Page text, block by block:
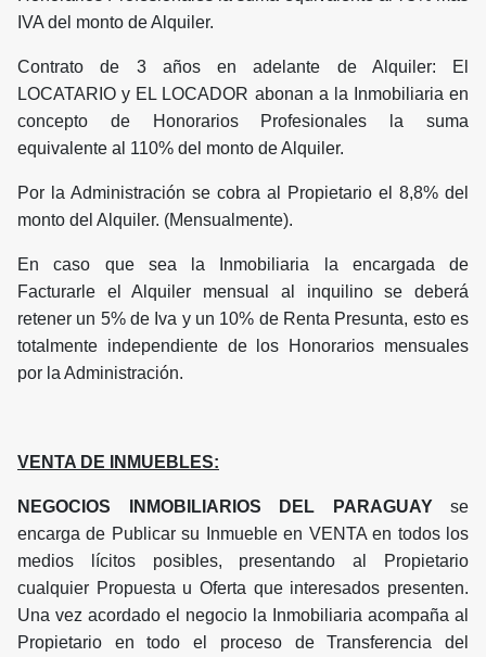
IVA del monto de Alquiler.
Contrato de 3 años en adelante de Alquiler: El
LOCATARIO y EL LOCADOR abonan a la Inmobiliaria en
concepto de Honorarios Profesionales la suma
equivalente al 110% del monto de Alquiler.
Por la Administración se cobra al Propietario el 8,8% del
monto del Alquiler. (Mensualmente).
En caso que sea la Inmobiliaria la encargada de
Facturarle el Alquiler mensual al inquilino se deberá
retener un 5% de Iva y un 10% de Renta Presunta, esto es
totalmente independiente de los Honorarios mensuales
por la Administración.
VENTA DE INMUEBLES:
NEGOCIOS INMOBILIARIOS DEL PARAGUAYse
encarga de Publicar su Inmueble en VENTA en todos los
medios lícitos posibles, presentando al Propietario
cualquier Propuesta u Oferta que interesados presenten.
Una vez acordado el negocio la Inmobiliaria acompaña al
Propietario en todo el proceso de Transferencia del